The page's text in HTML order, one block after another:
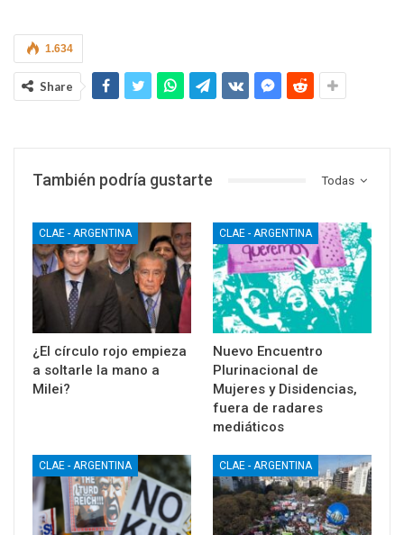
1.634
Share
Todas
También podría gustarte
CLAE - ARGENTINA
¿El círculo rojo empieza
a soltarle la mano a
Milei?
CLAE - ARGENTINA
Nuevo Encuentro
Plurinacional de
Mujeres y Disidencias,
fuera de radares
mediáticos
CLAE - ARGENTINA CLAE - ARGENTINA